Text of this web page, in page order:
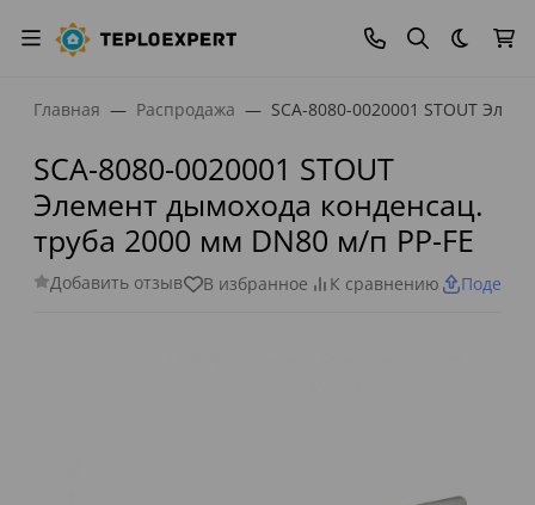
Темная
Главная Распродажа SCA-8080-0020001 STOUT
SCA-8080-0020001 STOUT
Элемент дымохода конденсац.
труба 2000 мм DN80 м/п PP-FE
Добавить отзыв В избранное К сравнению